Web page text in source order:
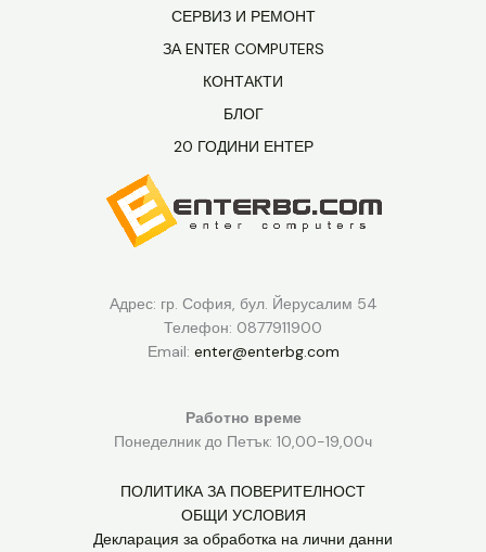
СЕРВИЗ И РЕМОНТ
ЗА ENTER COMPUTERS
КОНТАКТИ
БЛОГ
20 ГОДИНИ ЕНТЕР
Адрес: гр. София, бул. Йерусалим 54
Телефон: 0877911900
Еmail: enter@enterbg.com
Работно време
Понеделник до Петък: 10,00-19,00ч
ПОЛИТИКА ЗА ПОВЕРИТЕЛНОСТ
ОБЩИ УСЛОВИЯ
Декларация за обработка на лични данни